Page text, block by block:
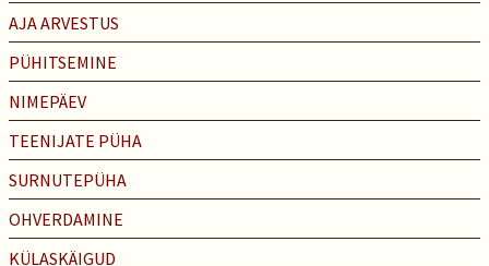
AJA ARVESTUS
PÜHITSEMINE
NIMEPÄEV
TEENIJATE PÜHA
SURNUTEPÜHA
OHVERDAMINE
KÜLASKÄIGUD